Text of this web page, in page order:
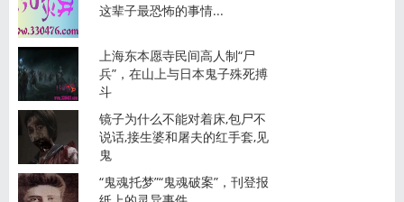
这辈子最恐怖的事情...
上海东本愿寺民间高人制“尸
兵”，在山上与日本鬼子殊死搏
斗
镜子为什么不能对着床,包尸不
说话,接生婆和屠夫的红手套,见
鬼
“鬼魂托梦”“鬼魂破案”，刊登报